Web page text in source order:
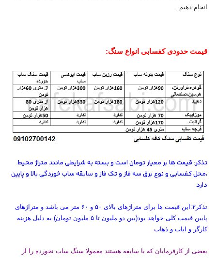
انجام دهیم.
قیمت حدودی کفسابی انواع سنگ:
تذکر: قیمت ها بر معیار تومان است و بسته به شرایطی مانند متراژ محیط
،محل کفسابی و نوع برق سه فاز و تک فاز و سابقه ساب خوردگی بالا و پایین
دارد
تذکر۲:این قیمت ها برای متراژهای بالای ۵۰ و ۶۰ متر می باشد و متراژهای
پایین قیمت کلی خواهد بود(بین دو ملیون تا ۵ ملیون تومان) به دلیل هزینه
کارگر و ایاب و ذهاب
بعضی از کارفرمایان که با سابقه هستند معمولا سنگ ساب نخورده را از